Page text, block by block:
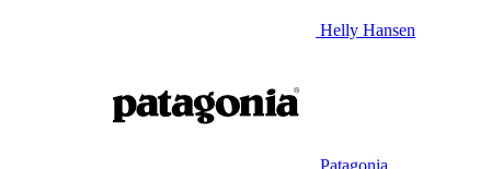
Helly Hansen
Patagonia